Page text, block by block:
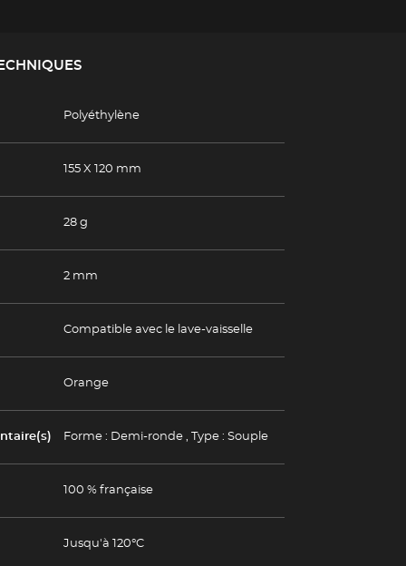
Polyéthylène
155 X 120 mm
28 g
2 mm
Compatible avec le lave-vaisselle
Orange
Forme : Demi-ronde , Type : Souple
100 % française
Jusqu'à 120°C